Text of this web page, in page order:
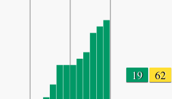
19 62